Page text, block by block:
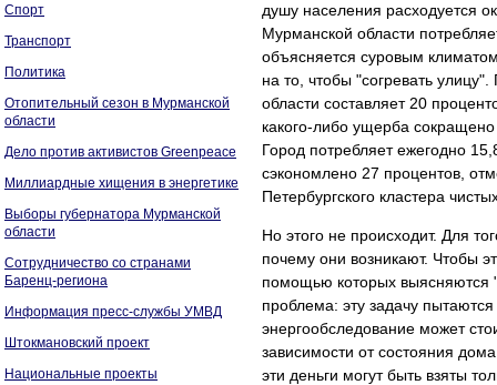
Спорт
Транспорт
Политика
Отопительный сезон в Мурманской
области
Дело против активистов Greenpeace
Миллиардные хищения в энергетике
Выборы губернатора Мурманской
области
Сотрудничество со странами
Баренц-региона
Информация пресс-службы УМВД
Штокмановский проект
Национальные проекты
душу населения расходуется
Мурманской области
объясняется суровым
на то, чтобы "согревать
области составляет 20
какого-либо ущерба
Город потребляет ежегодно
сэкономлено 27 процентов,
Петербургского кластера
Но этого не происходит. Для
почему они возникают. Чтобы
помощью которых выясняются
проблема: эту задачу
энергообследование может
зависимости от состояния
эти деньги могут быть взяты